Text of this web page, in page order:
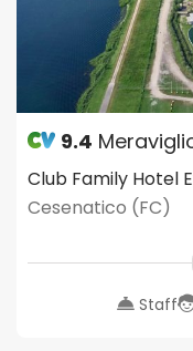
9.4
Club Family Hotel
Cesenatico (FC)
Staff